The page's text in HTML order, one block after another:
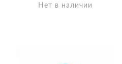
Нет в наличии